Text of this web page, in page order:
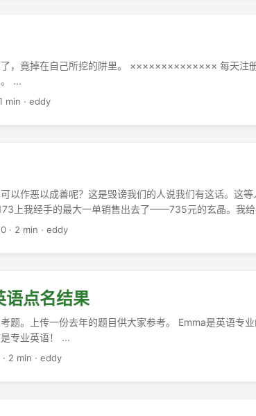
，竟掉在自己所挖的阱里。 ×××××××××××××× 每天注
...
min · eddy
以作恶以成善呢？这是毁谤我们的人说我们有这话。这
上我经手的最大一单销售出去了——735元的玄晶。我给
· 2 min · eddy
语点名结果
题。上传一份去年的题目供大家参考。 Emma是英语专
专业英语！ ...
· 2 min · eddy